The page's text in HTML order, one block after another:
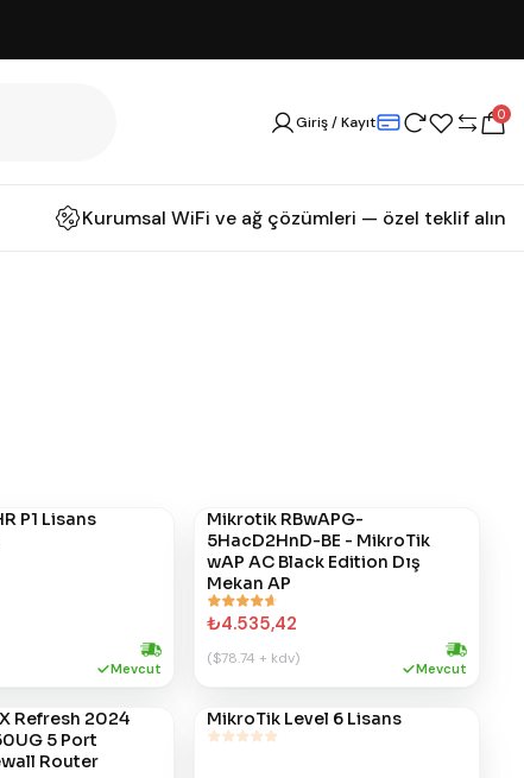
Giriş / Kayıt 0
Kurumsal WiFi ve ağ çözümleri — özel teklif alın
P1 Lisans
Hızlı kargo
Mevcut
671
Mikrotik RBwAPG-
5HacD2HnD-BE - MikroTik
wAP AC Black Edition Dış
Mekan AP
₺4.535,42
($78.74 + kdv) Hızlı kargo
Mevcut
Refresh 2024
5 Port
Router
406
MikroTik Level 6 Lisans